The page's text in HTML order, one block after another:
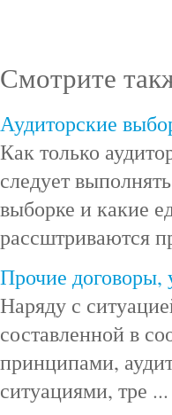
Смотрите
Аудиторские
Как только
следует
выборке и какие
рассштриваются
Прочие договоры,
Наряду с
составленной в
принципами,
ситуациями, тре ...